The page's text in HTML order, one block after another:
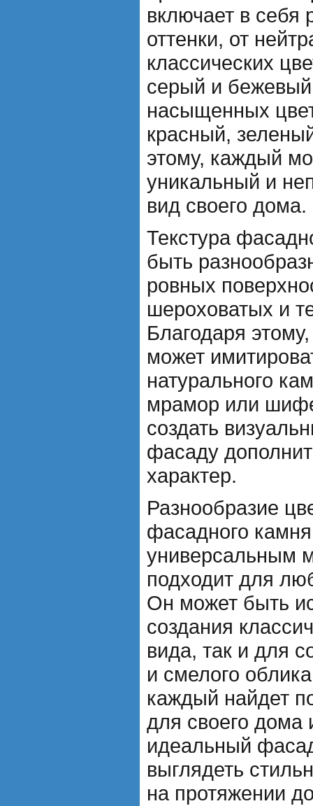
включает в себя
оттенки, от
классических
серый и
насыщенных
красный,
этому, каждый
уникальный и
вид своего дома.
Текстура
быть
ровных
шероховатых и
Благодаря
может
натурального
мрамор или
создать
фасаду
характер.
Разнообразие
фасадного
универсальным
подходит для
Он может быть
создания
вида, так и для
и смелого
каждый найдет
для своего дома
идеальный
выглядеть
на протяжении